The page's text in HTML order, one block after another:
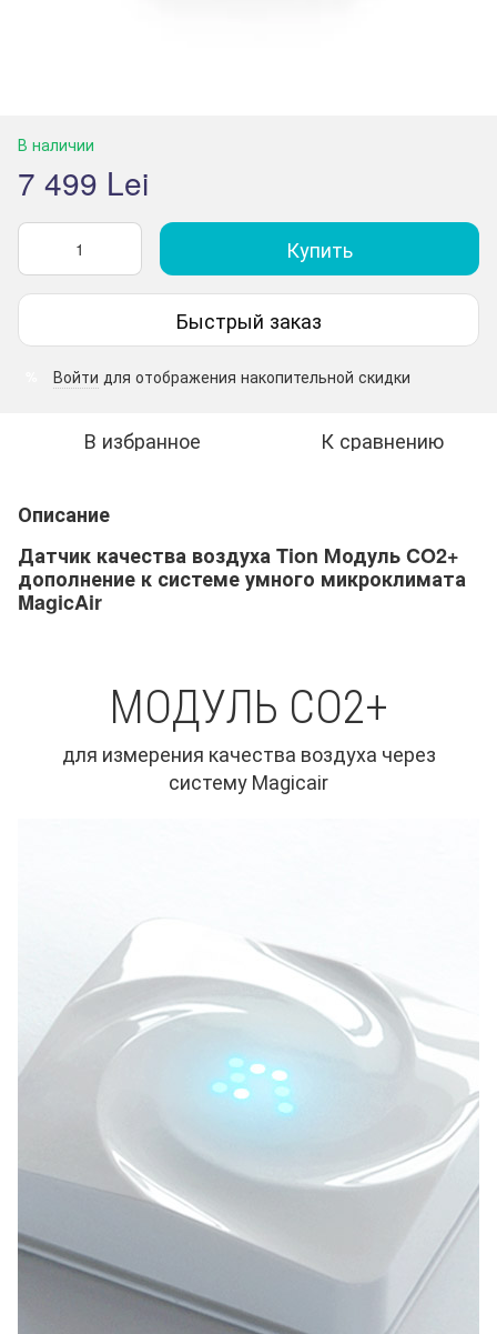
В наличии
7 499 Lei
Купить
Быстрый заказ
Войти для отображения накопительной скидки
В избранное К сравнению
Описание
Датчик качества воздуха Tion Модуль CO2+
дополнение к системе умного микроклимата
MagicAir
МОДУЛЬ СО2+
для измерения качества воздуха через
систему Magicair